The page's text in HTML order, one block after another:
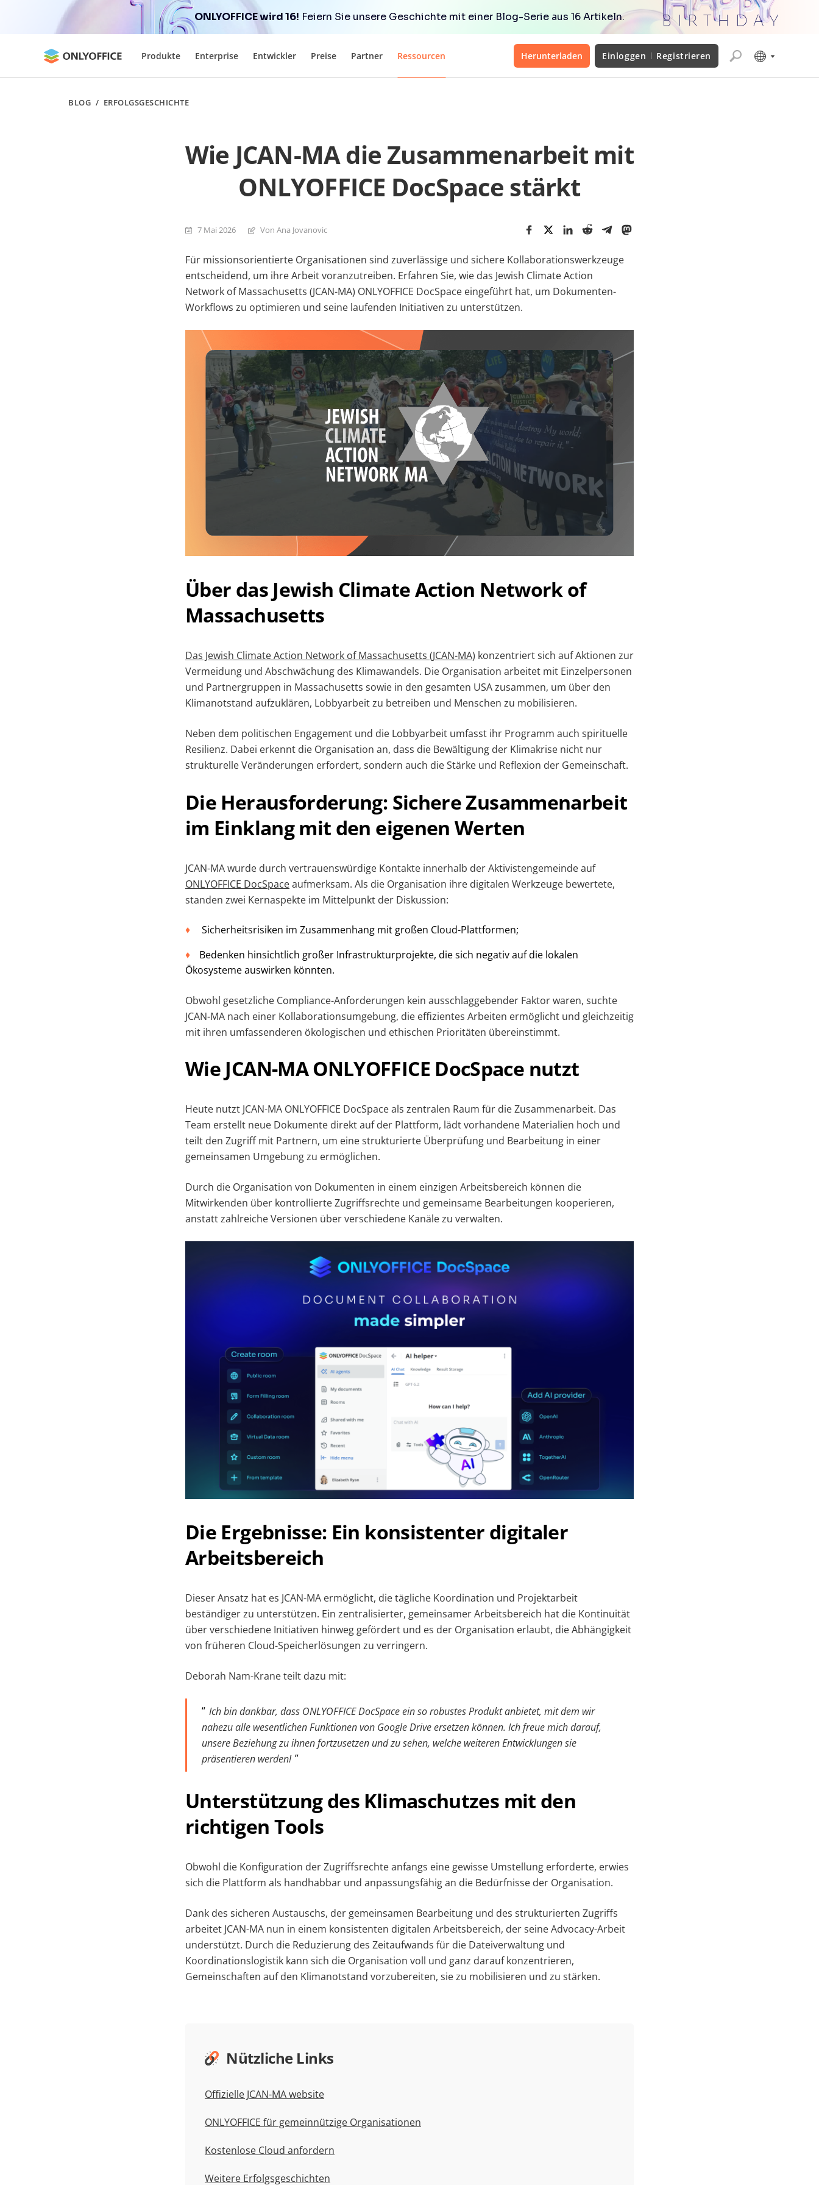
ONLYOFFICE wird 16! Feiern Sie unsere Geschichte mit einer Blog-Serie aus 16 Artikeln.
Produkte Enterprise Entwickler Preise Partner Ressourcen Herunterladen Einloggen Registrieren
BLOG / ERFOLGSGESCHICHTE
Wie JCAN-MA die Zusammenarbeit mit
ONLYOFFICE DocSpace stärkt
7 Mai 2026 Von Ana Jovanovic
Für missionsorientierte Organisationen sind zuverlässige und sichere Kollaborationswerkzeuge
entscheidend, um ihre Arbeit voranzutreiben. Erfahren Sie, wie das Jewish Climate Action
Network of Massachusetts (JCAN-MA) ONLYOFFICE DocSpace eingeführt hat, um Dokumenten-
Workflows zu optimieren und seine laufenden Initiativen zu unterstützen.
Über das Jewish Climate Action Network of
Massachusetts
Das Jewish Climate Action Network of Massachusetts (JCAN-MA) konzentriert sich auf Aktionen zur
Vermeidung und Abschwächung des Klimawandels. Die Organisation arbeitet mit Einzelpersonen
und Partnergruppen in Massachusetts sowie in den gesamten USA zusammen, um über den
Klimanotstand aufzuklären, Lobbyarbeit zu betreiben und Menschen zu mobilisieren.
Neben dem politischen Engagement und die Lobbyarbeit umfasst ihr Programm auch spirituelle
Resilienz. Dabei erkennt die Organisation an, dass die Bewältigung der Klimakrise nicht nur
strukturelle Veränderungen erfordert, sondern auch die Stärke und Reflexion der Gemeinschaft.
Die Herausforderung: Sichere Zusammenarbeit
im Einklang mit den eigenen Werten
JCAN-MA wurde durch vertrauenswürdige Kontakte innerhalb der Aktivistengemeinde auf
ONLYOFFICE DocSpaceaufmerksam. Als die Organisation ihre digitalen Werkzeuge bewertete,
standen zwei Kernaspekte im Mittelpunkt der Diskussion:
Sicherheitsrisiken im Zusammenhang mit großen Cloud-Plattformen;
Bedenken hinsichtlich großer Infrastrukturprojekte, die sich negativ auf die lokalen
Ökosysteme auswirken könnten.
Obwohl gesetzliche Compliance-Anforderungen kein ausschlaggebender Faktor waren, suchte
JCAN-MA nach einer Kollaborationsumgebung, die effizientes Arbeiten ermöglicht und gleichzeitig
mit ihren umfassenderen ökologischen und ethischen Prioritäten übereinstimmt.
Wie JCAN-MA ONLYOFFICE DocSpace nutzt
Heute nutzt JCAN-MA ONLYOFFICE DocSpace als zentralen Raum für die Zusammenarbeit. Das
Team erstellt neue Dokumente direkt auf der Plattform, lädt vorhandene Materialien hoch und
teilt den Zugriff mit Partnern, um eine strukturierte Überprüfung und Bearbeitung in einer
gemeinsamen Umgebung zu ermöglichen.
Durch die Organisation von Dokumenten in einem einzigen Arbeitsbereich können die
Mitwirkenden über kontrollierte Zugriffsrechte und gemeinsame Bearbeitungen kooperieren,
anstatt zahlreiche Versionen über verschiedene Kanäle zu verwalten.
Die Ergebnisse: Ein konsistenter digitaler
Arbeitsbereich
Dieser Ansatz hat es JCAN-MA ermöglicht, die tägliche Koordination und Projektarbeit
beständiger zu unterstützen. Ein zentralisierter, gemeinsamer Arbeitsbereich hat die Kontinuität
über verschiedene Initiativen hinweg gefördert und es der Organisation erlaubt, die Abhängigkeit
von früheren Cloud-Speicherlösungen zu verringern.
Deborah Nam-Krane teilt dazu mit:
Ich bin dankbar, dass ONLYOFFICE DocSpace ein so robustes Produkt anbietet, mit dem wir
nahezu alle wesentlichen Funktionen von Google Drive ersetzen können. Ich freue mich darauf,
unsere Beziehung zu ihnen fortzusetzen und zu sehen, welche weiteren Entwicklungen sie
präsentieren werden!
Unterstützung des Klimaschutzes mit den
richtigen Tools
Obwohl die Konfiguration der Zugriffsrechte anfangs eine gewisse Umstellung erforderte, erwies
sich die Plattform als handhabbar und anpassungsfähig an die Bedürfnisse der Organisation.
Dank des sicheren Austauschs, der gemeinsamen Bearbeitung und des strukturierten Zugriffs
arbeitet JCAN-MA nun in einem konsistenten digitalen Arbeitsbereich, der seine Advocacy-Arbeit
understützt. Durch die Reduzierung des Zeitaufwands für die Dateiverwaltung und
Koordinationslogistik kann sich die Organisation voll und ganz darauf konzentrieren,
Gemeinschaften auf den Klimanotstand vorzubereiten, sie zu mobilisieren und zu stärken.
Nützliche Links
Offizielle JCAN-MA website
ONLYOFFICE für gemeinnützige Organisationen
Kostenlose Cloud anfordern
Weitere Erfolgsgeschichten